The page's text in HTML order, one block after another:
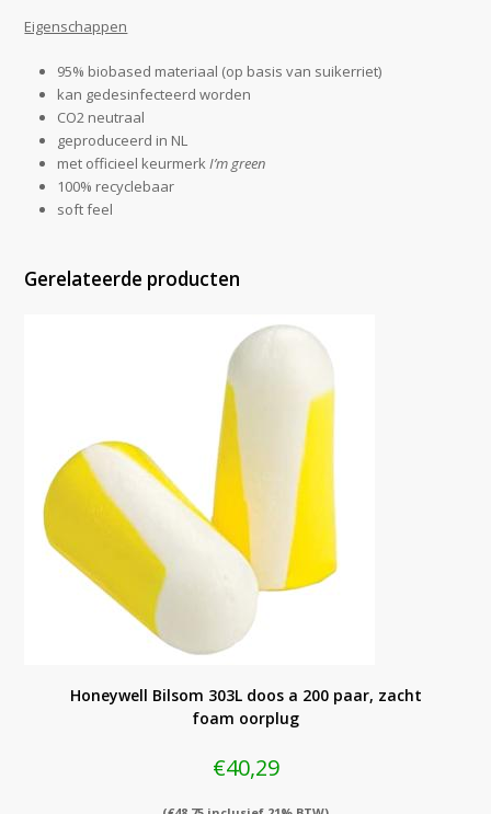
Eigenschappen
95% biobased materiaal (op basis van suikerriet)
kan gedesinfecteerd worden
CO2 neutraal
geproduceerd in NL
met officieel keurmerkI’m green
100% recyclebaar
soft feel
Gerelateerde producten
Honeywell Bilsom 303L doos a 200 paar, zacht
foam oorplug
€40,29